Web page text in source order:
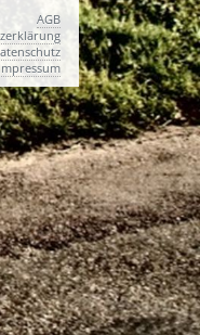
AGB
Impressum